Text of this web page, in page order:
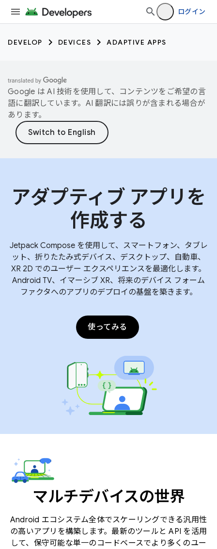
ログイン
DEVELOP DEVICES ADAPTIVE APPS
Google は AI 技術を使用して、コンテンツをご希望の言
語に翻訳しています。AI 翻訳には誤りが含まれる場合が
あります。
アダプティブ アプリを
作成する
Jetpack Compose を使用して、スマートフォン、タブレ
ット、折りたたみ式デバイス、デスクトップ、自動車、
XR 2D でのユーザー エクスペリエンスを最適化します。
Android TV、イマーシブ XR、将来のデバイス フォーム
ファクタへのアプリのデプロイの基盤を築きます。
使ってみる
マルチデバイスの世界
Android エコシステム全体でスケーリングできる汎用性
の高いアプリを構築します。最新のツールと API を活用
して、保守可能な単一のコードベースでより多くのユー